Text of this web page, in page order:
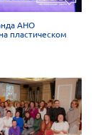
АНО
пластическом